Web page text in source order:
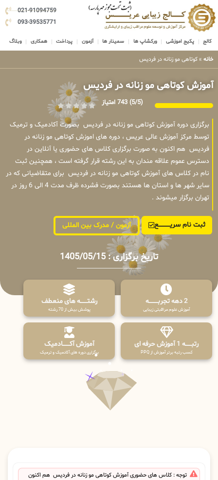
021-91094759
093-39535771
کالج پکیج اموزشی ورکشاپ ها سمینار ها آزمون پرداخت همکاری وبلاگ
خانه » کوتاهی مو زنانه در فردیس
آموزش کوتاهی مو زنانه در فردیس
(5/5) 743 امتیاز
برگزاری دوره آموزش کوتاهی مو زنانه در فردیس بصورت آکادمیک و ترمیک
توسط مرکز آموزش عالی عریس ، دوره های اموزش کوتاهی مو زنانه در
فردیس هم اکنون به صورت برگزاری کلاس های حضوری یا آنلاین در
دسترس عموم علاقه مندان به این رشته قرار گرفته است ، همچنین ثبت
نام در کلاس های آموزش کوتاهی مو زنانه در فردیس برای متقاضیانی که در
سایر شهر ها و استان ها هستند بصورت فشرده ظرف مدت 4 الی 6 روز در
تهران برگزار میشوند .
ثبت نام سریــــــــــــع آزمون / مدرک بین المللی
تاریخ برگزاری : 1405/05/15
2 دهه تجربـــــــــه
آموزش علوم مراقبتی زیبایی
رشتـــــــه های منعطف
پوشش بیش از 70 رشته
رتبــــــه 1 آموزش حرفه ای
کسب رتبه برتر آموزش از PPQ
آموزش آکـــــــادمیک
برگزاری دوره های آکادمیک و ترمیک
توجه : کلاس های حضوری آموزش کوتاهی مو زنانه در فردیس هم اکنون